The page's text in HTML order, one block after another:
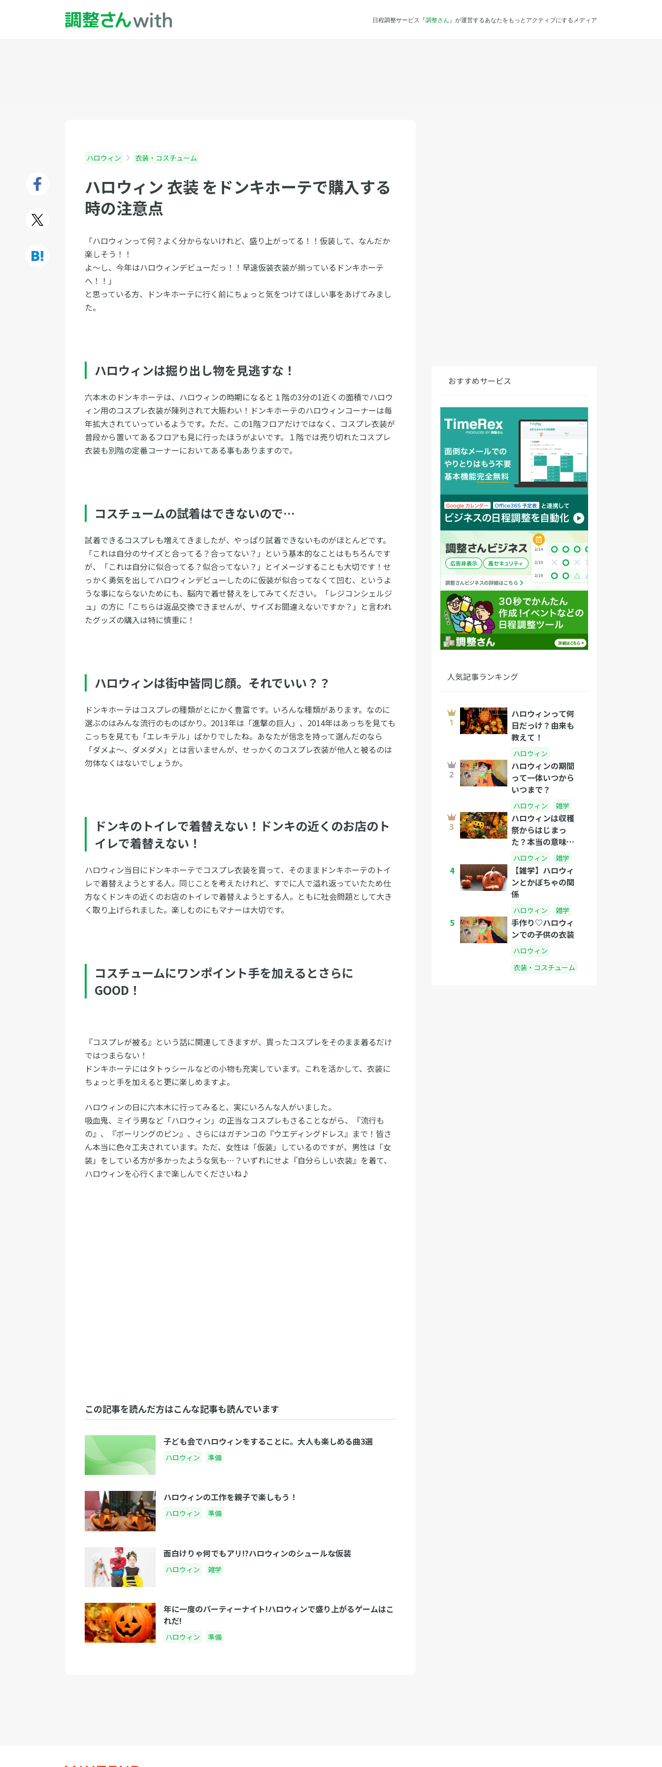
日程調整サービス『調整さん 』が運営するあなたをもっとアクティブにするメディア
ハロウィン 衣装・コスチューム
ハロウィン 衣装 をドンキホーテで購入する
時の注意点
「ハロウィンって何？よく分からないけれど、盛り上がってる！！仮装して、なんだか
楽しそう！！
よ～し、今年はハロウィンデビューだっ！！早速仮装衣装が揃っているドンキホーテ
へ！！」
と思っている方、ドンキホーテに行く前にちょっと気をつけてほしい事をあげてみまし
た。
ハロウィンは掘り出し物を見逃すな！
六本木のドンキホーテは、ハロウィンの時期になると１階の3分の1近くの面積でハロウ
ィン用のコスプレ衣装が陳列されて大賑わい！ドンキホーテのハロウィンコーナーは毎
年拡大されていっているようです。ただ、この1階フロアだけではなく、コスプレ衣装が
普段から置いてあるフロアも見に行ったほうがよいです。１階では売り切れたコスプレ
衣装も別階の定番コーナーにおいてある事もありますので。
コスチュームの試着はできないので…
試着できるコスプレも増えてきましたが、やっぱり試着できないものがほとんどです。
「これは自分のサイズと合ってる？合ってない？」という基本的なことはもちろんです
が、「これは自分に似合ってる？似合ってない？」とイメージすることも大切です！せ
っかく勇気を出してハロウィンデビューしたのに仮装が似合ってなくて凹む、というよ
うな事にならないためにも、脳内で着せ替えをしてみてください。「レジコンシェルジ
ュ」の方に「こちらは返品交換できませんが、サイズお間違えないですか？」と言われ
たグッズの購入は特に慎重に！
ハロウィンは街中皆同じ顔。それでいい？？
ドンキホーテはコスプレの種類がとにかく豊富です。いろんな種類があります。なのに
選ぶのはみんな流行のものばかり。2013年は「進撃の巨人」、2014年はあっちを見ても
こっちを見ても「エレキテル」ばかりでしたね。あなたが信念を持って選んだのなら
「ダメよ～、ダメダメ」とは言いませんが、せっかくのコスプレ衣装が他人と被るのは
勿体なくはないでしょうか。
ドンキのトイレで着替えない！ドンキの近くのお店のト
イレで着替えない！
ハロウィン当日にドンキホーテでコスプレ衣装を買って、そのままドンキホーテのトイ
レで着替えようとする人。同じことを考えたけれど、すでに人で溢れ返っていたため仕
方なくドンキの近くのお店のトイレで着替えようとする人。ともに社会問題として大き
く取り上げられました。楽しむのにもマナーは大切です。
コスチュームにワンポイント手を加えるとさらに
GOOD！
『コスプレが被る』という話に関連してきますが、買ったコスプレをそのまま着るだけ
ではつまらない！
ドンキホーテにはタトゥシールなどの小物も充実しています。これを活かして、衣装に
ちょっと手を加えると更に楽しめますよ。
ハロウィンの日に六本木に行ってみると、実にいろんな人がいました。
吸血鬼、ミイラ男など「ハロウィン」の正当なコスプレもさることながら、『流行も
の』、『ボーリングのピン』、さらにはガチンコの『ウエディングドレス』まで！皆さ
ん本当に色々工夫されています。ただ、女性は「仮装」しているのですが、男性は「女
装」をしている方が多かったような気も…？いずれにせよ『自分らしい衣装』を着て、
ハロウィンを心行くまで楽しんでくださいね♪
この記事を読んだ方はこんな記事も読んでいます
子ども会でハロウィンをすることに。大人も楽しめる曲3選
ハロウィン 準備
ハロウィンの工作を親子で楽しもう！
ハロウィン 準備
面白けりゃ何でもアリ!?ハロウィンのシュールな仮装
ハロウィン 雑学
年に一度のパーティーナイト!ハロウィンで盛り上がるゲームはこ
れだ!
ハロウィン 準備
おすすめサービス
人気記事ランキング
ハロウィンって何
日だっけ？由来も
教えて！
ハロウィン
ハロウィンの期間
って一体いつから
いつまで？
ハロウィン 雑学
ハロウィンは収穫
祭からはじまっ
た？本当の意味を
知ってもっとイベ
ントを楽しもう！
ハロウィン 雑学
4
【雑学】ハロウィ
ンとかぼちゃの関
係
ハロウィン 雑学
5
手作り♡ハロウィ
ンでの子供の衣装
ハロウィン
衣装・コスチューム